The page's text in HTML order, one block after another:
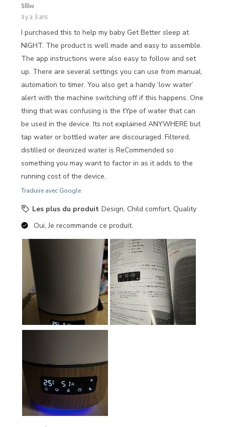
Slliw
il y a 3 ans
I purchased this to help my baby Get Better sleep at
NIGHT. The product is well made and easy to assemble.
The app instructions were also easy to follow and set
up. There are several settings you can use from manual,
automation to timer. You also get a handy ‘low water’
alert with the machine switching off if this happens. One
thing that was confusing is the tYpe of water that can
be used in the device. Its not explained ANYWHERE but
tap water or bottled water are discouraged. Filtered,
distilled or deonized water is ReCommended so
something you may want to factor in as it adds to the
running cost of the device.
Traduire avec Google
Les plus du produit Design, Child comfort, Quality
Oui, Je recommande ce produit.